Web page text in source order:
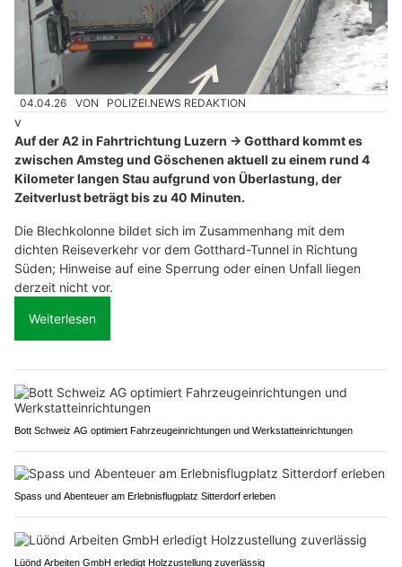
04.04.26 VON POLIZEI.NEWS REDAKTION
v
Auf der A2 in Fahrtrichtung Luzern → Gotthard kommt es
zwischen Amsteg und Göschenen aktuell zu einem rund 4
Kilometer langen Stau aufgrund von Überlastung, der
Zeitverlust beträgt bis zu 40 Minuten.
Die Blechkolonne bildet sich im Zusammenhang mit dem
dichten Reiseverkehr vor dem Gotthard-Tunnel in Richtung
Süden; Hinweise auf eine Sperrung oder einen Unfall liegen
derzeit nicht vor.
Weiterlesen
Bott Schweiz AG optimiert Fahrzeugeinrichtungen und Werkstatteinrichtungen
Spass und Abenteuer am Erlebnisflugplatz Sitterdorf erleben
Lüönd Arbeiten GmbH erledigt Holzzustellung zuverlässig